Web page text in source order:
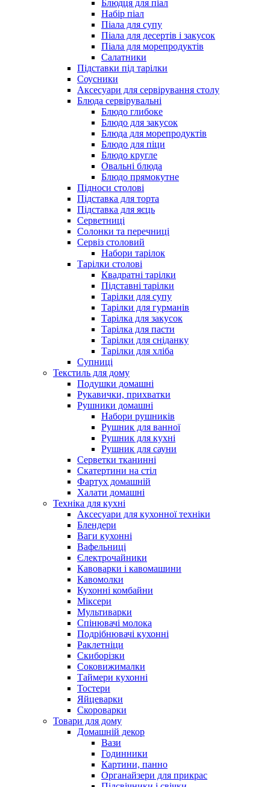
Блюдця для піал
Набір піал
Піала для супу
Піала для десертів і закусок
Піала для морепродуктів
Салатники
Підставки під тарілки
Соусники
Аксесуари для сервірування столу
Блюда сервірувальні
Блюдо глибоке
Блюдо для закусок
Блюда для морепродуктів
Блюдо для піци
Блюдо кругле
Овальні блюда
Блюдо прямокутне
Підноси столові
Підставка для торта
Підставка для яєць
Серветниці
Солонки та перечниці
Сервіз столовий
Набори тарілок
Тарілки столові
Квадратні тарілки
Підставні тарілки
Тарілки для супу
Тарілки для гурманів
Тарілка для закусок
Тарілка для пасти
Тарілки для сніданку
Тарілки для хліба
Супниці
Текстиль для дому
Подушки домашні
Рукавички, прихватки
Рушники домашні
Набори рушників
Рушник для ванної
Рушник для кухні
Рушник для сауни
Серветки тканинні
Скатертини на стіл
Фартух домашній
Халати домашні
Техніка для кухні
Аксесуари для кухонної техніки
Блендери
Ваги кухонні
Вафельниці
Єлектрочайники
Кавоварки і кавомашини
Кавомолки
Кухонні комбайни
Міксери
Мультиварки
Спінювачі молока
Подрібнювачі кухонні
Раклетніци
Скиборізки
Соковижималки
Таймери кухонні
Тостери
Яйцеварки
Скороварки
Товари для дому
Домашній декор
Вази
Годинники
Картини, панно
Органайзери для прикрас